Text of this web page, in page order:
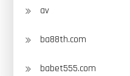
av
ba88th.com
babet555.com